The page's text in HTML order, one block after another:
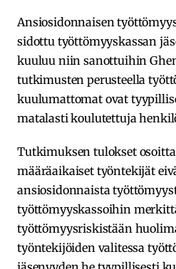
Ansiosidonnaisen
sidottu työttömyyskassan
kuuluu niin sanottuihin
tutkimusten perusteella
kuulumattomat ovat
matalasti koulutettuja
Tutkimuksen tulokset
määräaikaiset työntekijät
ansiosidonnaista
työttömyyskassoihin
työttömyysriskistään
työntekijöiden valitessa